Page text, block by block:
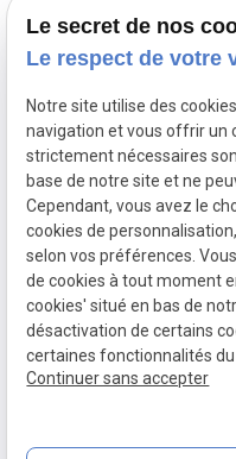
Mentions
légales
Siret :
Le secret de nos
Le respect de votre
Notre site utilise des
navigation et vous offrir un
strictement nécessaires
base de notre site et ne
Cependant, vous avez le
cookies de
selon vos préférences.
de cookies à tout moment
cookies' situé en bas de
désactivation de certains
certaines fonctionnalités du
Continuer sans accepter